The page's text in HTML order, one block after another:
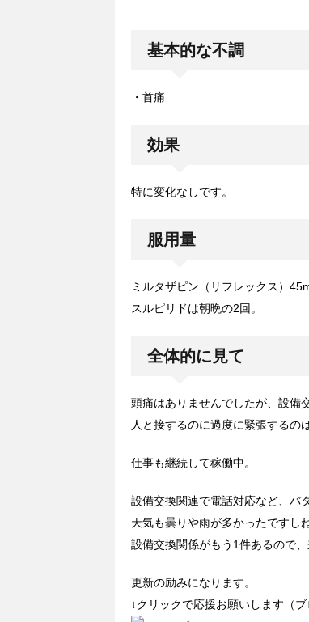
基本的な不調
・首痛
効果
特に変化なしです。
服用量
ミルタザピン（リフレックス）
スルピリドは朝晩の2回。
全体的に見て
頭痛はありませんでしたが、設備
人と接するのに過度に緊張するの
仕事も継続して稼働中。
設備交換関連で電話対応など、バ
天気も曇りや雨が多かったですしね
設備交換関係がもう1件あるので
更新の励みになります。
↓クリックで応援お願いします（